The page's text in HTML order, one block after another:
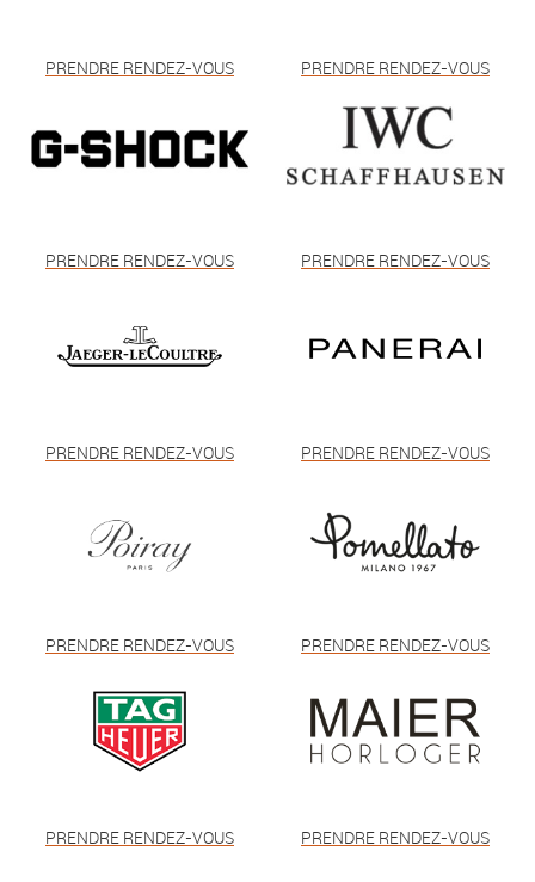
PRENDRE RENDEZ-VOUS PRENDRE RENDEZ-VOUS
PRENDRE RENDEZ-VOUS PRENDRE RENDEZ-VOUS
PRENDRE RENDEZ-VOUS PRENDRE RENDEZ-VOUS
PRENDRE RENDEZ-VOUS PRENDRE RENDEZ-VOUS
PRENDRE RENDEZ-VOUS PRENDRE RENDEZ-VOUS